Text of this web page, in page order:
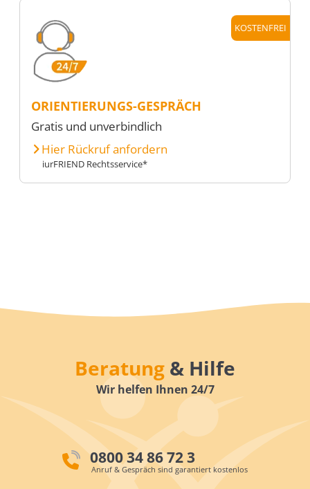
KOSTENFREI
ORIENTIERUNGS-GESPRÄCH
Gratis und unverbindlich
Hier Rückruf anfordern
iurFRIEND Rechtsservice*
Beratung & Hilfe
Wir helfen Ihnen 24/7
0800 34 86 72 3
Anruf & Gespräch sind garantiert kostenlos